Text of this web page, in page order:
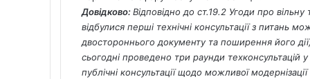
Довідково:Відповідно до ст.19.2 Угоди про
відбулися перші технічні консультації з
двостороннього документу та поширення його
сьогодні проведено три раунди техконсультацій
публічні консультації щодо можливої